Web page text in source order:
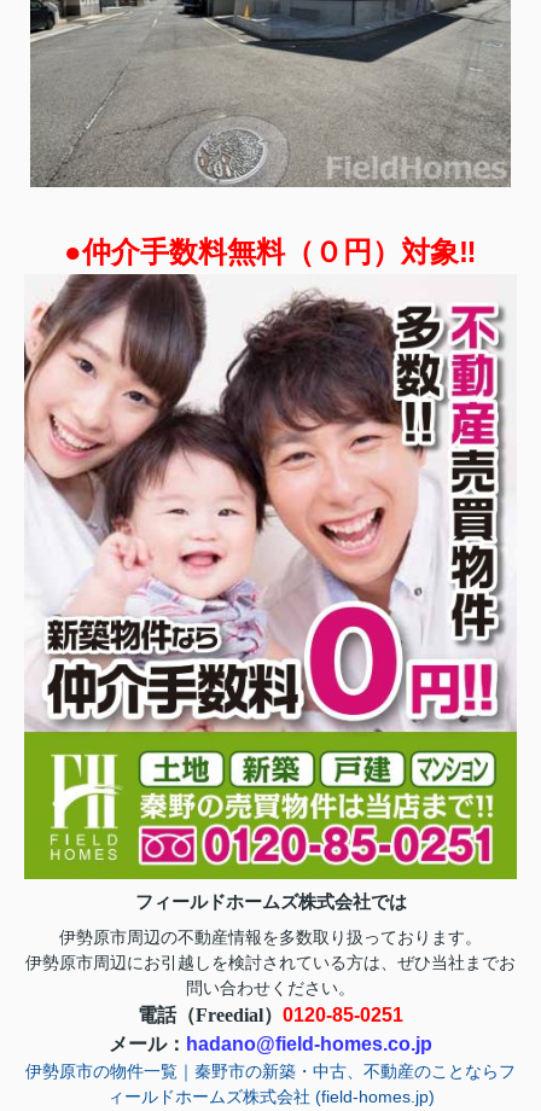
●仲介手数料無料（０円）対象‼
フィールドホームズ株式会社では
伊勢原市周辺の不動産情報を多数取り扱っております。
伊勢原市周辺にお引越しを検討されている方は、ぜひ当社までお
問い合わせ ください。
電話（Freedial） 0120-85-0251
メール： hadano@field-homes.co.jp
伊勢原市の物件一覧｜秦野市の新築・中古、不動産のことならフ
ィールドホームズ株式会社 (field-homes.jp)